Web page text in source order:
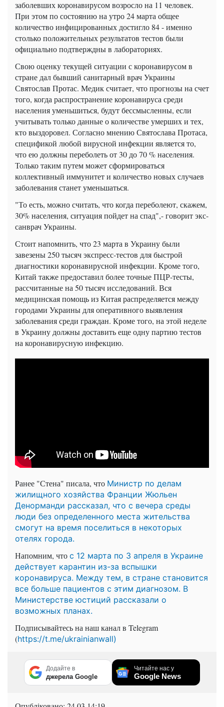
заболевших коронавирусом возросло на 11 человек.
При этом по состоянию на утро 24 марта общее
количество инфицированных достигло 84 - именно
столько положительных результатов тестов были
официально подтверждны в лабораториях.
Свою оценку текущей ситуации с коронавирусом в
стране дал бывший санитарный врач Украины
Святослав Протас. Медик считает, что прогнозы на счет
того, когда распространение коронавируса среди
населения уменьшиться, будут бессмысленны, если
учитывать только данные о количестве умерших и тех,
кто выздоровел. Согласно мнению Святослава Протаса,
спецификой любой вирусной инфекции является то,
что ею должны переболеть от 30 до 70 % населения.
Только таким путем может сформироваться
коллективный иммунитет и количество новых случаев
заболевания станет уменьшаться.
"То есть, можно считать, что когда переболеют, скажем,
30% населения, ситуация пойдет на спад",- говорит экс-
санврач Украины.
Стоит напомнить, что 23 марта в Украину были
завезены 250 тысяч экспресс-тестов для быстрой
диагностики коронавирусной инфекции. Кроме того,
Китай также предоставил более точные ПЦР-тесты,
рассчитанные на 50 тысяч исследований. Вся
медицинская помощь из Китая распределяется между
городами Украины для оперативного выявления
заболевания среди граждан. Кроме того, на этой неделе
в Украину должны доставить еще одну партию тестов
на коронавирусную инфекцию.
Ранее "Стена" писала, что Министр по делам
жилищного хозяйства Франции Жюльен
Денорманди рассказал, что с вечера среды
люди без определенного места жительства
смогут на время поселиться в некоторых
отелях города.
Напомним, что с 12 марта по 3 апреля в Украине
действует карантин из-за вспышки
коронавируса. Между тем, в стране становится
все больше пациентов с этим диагнозом. В
Министерстве юстиций рассказали о
возможных планах.
Подписывайтесь на наш канал в Telegram
(https://t.me/ukrainianwall)
Додайте в
джерела Google
Читайте нас у
Google News